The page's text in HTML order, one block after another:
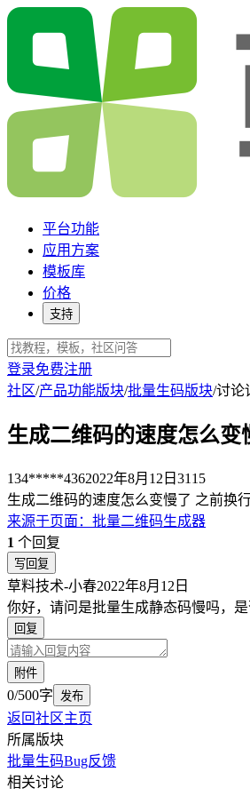
平台功能
应用方案
模板库
价格
支持
登录免费注册
社区/产品功能版块/批量生码版块/讨论
生成二维码的速度怎么变
134*****4362022年8月12日 3115
生成二维码的速度怎么变慢了 之前换
来源于页面 ： 批量二维码生成器
1 个回复
写回复
草料技术-小春2022年8月12日
你好，请问是批量生成静态码慢吗，
回复
附件
0/500字 发布
返回社区主页
所属版块
批量生码Bug反馈
相关讨论